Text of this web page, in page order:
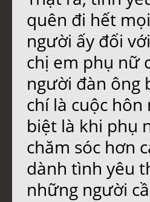
quên đi hết
người ấy đối
chị em phụ nữ
người đàn ông
chí là cuộc
biệt là khi phụ
chăm sóc hơn
dành tình yêu
những người